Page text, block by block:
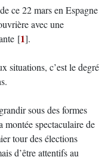
ce 22 mars en Espagne
avec une
[1].
situations, c’est le degré
sous des formes
spectaculaire de
tour des élections
d’être attentifs au